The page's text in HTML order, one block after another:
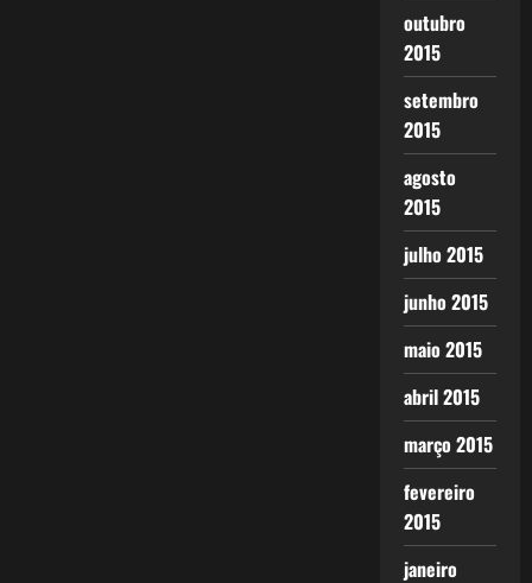
outubro
2015
setembro
2015
agosto
2015
julho 2015
junho 2015
maio 2015
abril 2015
março 2015
fevereiro
2015
janeiro